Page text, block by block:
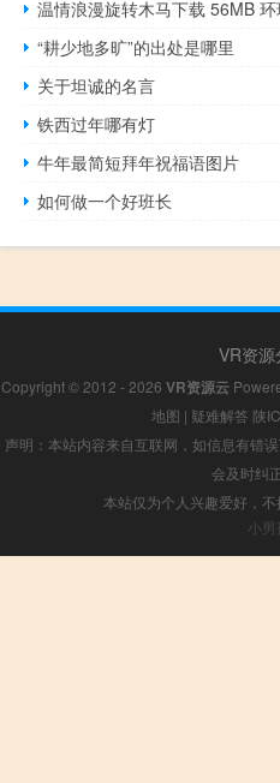
温情浪漫旋转木马下载 56MB
“耕少地多旷”的出处是哪里
关于坦诚的名言
铁西过年哪有灯
牛年最简短拜年祝福语图片
如何做一个好班长
VR资源
Copyright © 2012 - 2026 VR资源云
地图 | 疑难解答 陕
声明：本站内容来自互联网，如信息有错
会及时纠
本站仅为个人兴趣爱好，
小男